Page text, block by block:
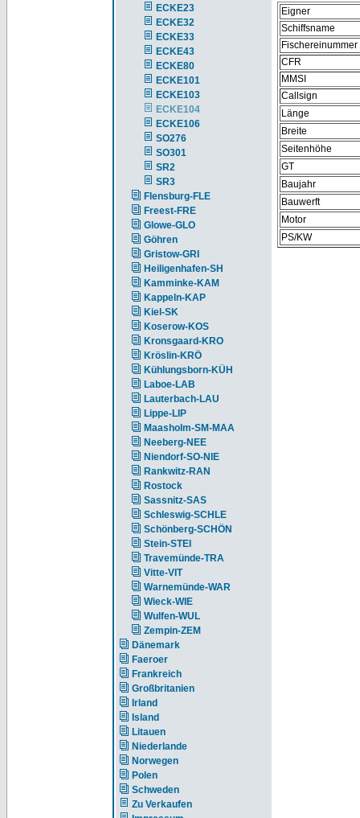
ECKE23
ECKE32
ECKE33
ECKE43
ECKE80
ECKE101
ECKE103
ECKE104
ECKE106
SO276
SO301
SR2
SR3
Flensburg-FLE
Freest-FRE
Glowe-GLO
Göhren
Gristow-GRI
Heiligenhafen-SH
Kamminke-KAM
Kappeln-KAP
Kiel-SK
Koserow-KOS
Kronsgaard-KRO
Kröslin-KRÖ
Kühlungsborn-KÜH
Laboe-LAB
Lauterbach-LAU
Lippe-LIP
Maasholm-SM-MAA
Neeberg-NEE
Niendorf-SO-NIE
Rankwitz-RAN
Rostock
Sassnitz-SAS
Schleswig-SCHLE
Schönberg-SCHÖN
Stein-STEI
Travemünde-TRA
Vitte-VIT
Warnemünde-WAR
Wieck-WIE
Wulfen-WUL
Zempin-ZEM
Dänemark
Faeroer
Frankreich
Großbritanien
Irland
Island
Litauen
Niederlande
Norwegen
Polen
Schweden
Zu Verkaufen
Eigner
Schiffsname
Fischereinummer
CFR
MMSI
Callsign
Länge
Breite
Seitenhöhe
GT
Baujahr
Bauwerft
Motor
PS/KW